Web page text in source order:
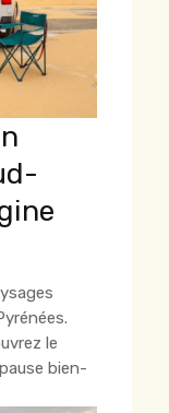
le
bien-